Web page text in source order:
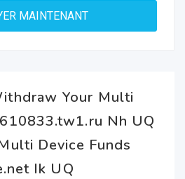
Your Multi
Nh UQ
Device Funds
Ik UQ